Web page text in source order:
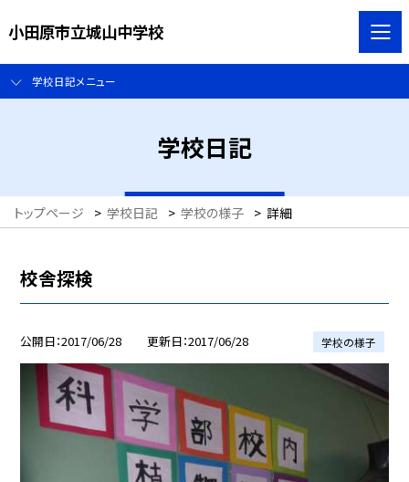
小田原市立城山中学校
学校日記メニュー
学校日記
トップページ > 学校日記 > 学校の様子 > 詳細
校舎探検
公開日 2017/06/28 更新日 2017/06/28 学校の様子